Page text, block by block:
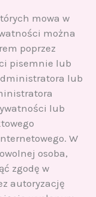
mowa w
można
poprzez
pisemnie lub
lub
lub
W
osoba,
zgodę w
autoryzację